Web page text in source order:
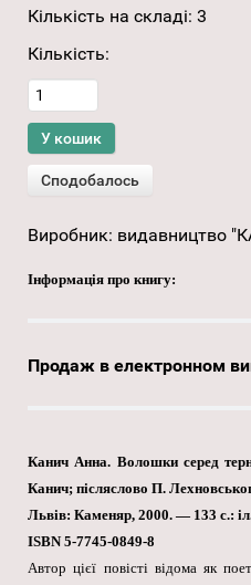
Кількість на складі: 3
Кількість:
Виробник: видавництво
Інформація про книгу:
Продаж в електронном
Канич Анна. Волошки серед
Канич; післяслово П.
Львів: Каменяр, 2000. — 133 с.:
ISBN 5-7745-0849-8
Автор цієї повісті відома як